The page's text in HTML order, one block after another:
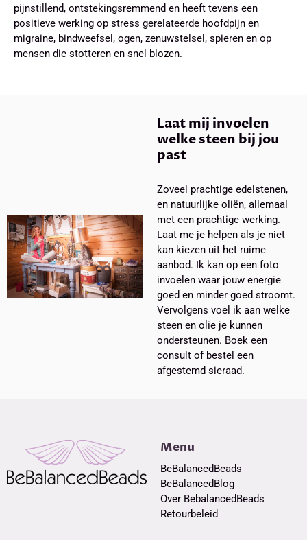
pijnstillend, ontstekingsremmend en heeft tevens een
positieve werking op stress gerelateerde hoofdpijn en
migraine, bindweefsel, ogen, zenuwstelsel, spieren en op
mensen die stotteren en snel blozen.
Laat mij invoelen
welke steen bij jou
past
Zoveel prachtige edelstenen,
en natuurlijke oliën, allemaal
met een prachtige werking.
Laat me je helpen als je niet
kan kiezen uit het ruime
aanbod. Ik kan op een foto
invoelen waar jouw energie
goed en minder goed stroomt.
Vervolgens voel ik aan welke
steen en olie je kunnen
ondersteunen. Boek een
consult of bestel een
afgestemd sieraad.
Menu
BeBalancedBeads
BeBalancedBlog
Over BebalancedBeads
Retourbeleid